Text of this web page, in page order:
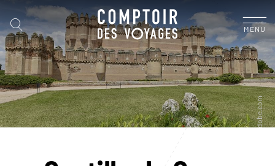
MENU